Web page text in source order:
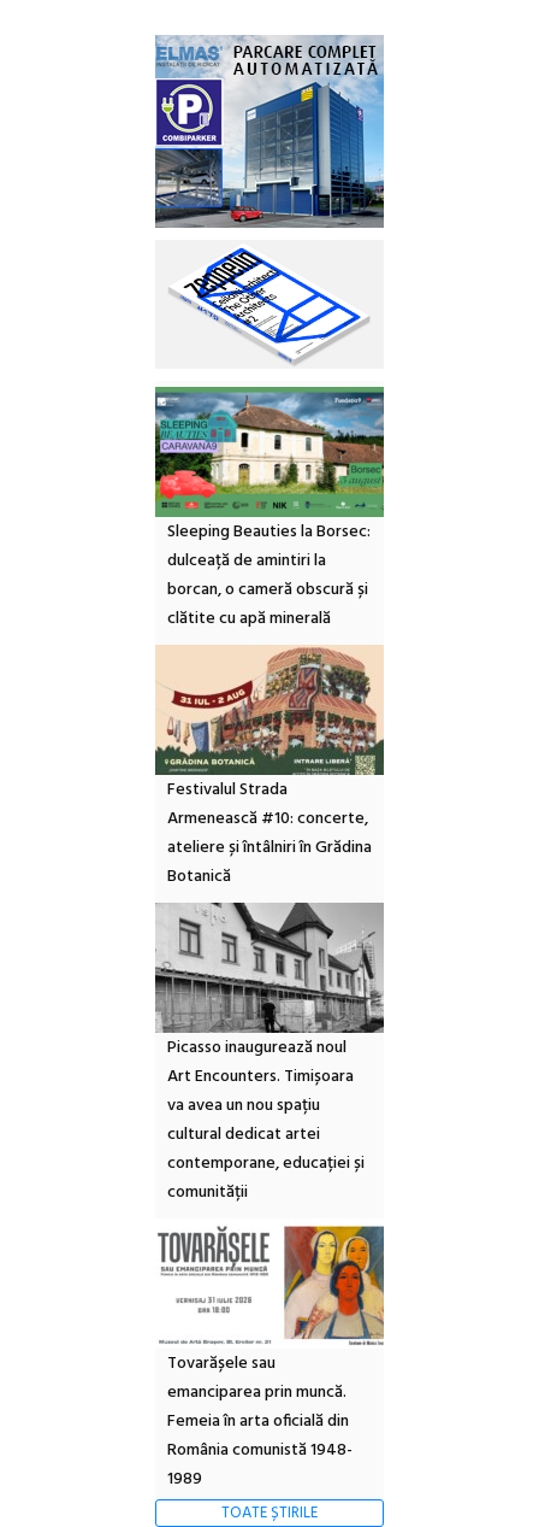
Sleeping Beauties la Borsec:
dulceață de amintiri la
borcan, o cameră obscură și
clătite cu apă minerală
Festivalul Strada
Armenească #10: concerte,
ateliere și întâlniri în Grădina
Botanică
Picasso inaugurează noul
Art Encounters. Timișoara
va avea un nou spațiu
cultural dedicat artei
contemporane, educației și
comunității
Tovarășele sau
emanciparea prin muncă.
Femeia în arta oficială din
România comunistă 1948-
1989
TOATE ȘTIRILE